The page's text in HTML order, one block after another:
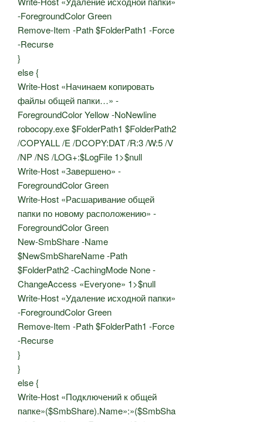
-ForegroundColor Green
Remove-Item -Path $FolderPath1 -Force
-Recurse
}
else {
Write-Host «Начинаем копировать
файлы общей папки…» -
ForegroundColor Yellow -NoNewline
robocopy.exe $FolderPath1 $FolderPath2
/COPYALL /E /DCOPY:DAT /R:3 /W:5 /V
/NP /NS /LOG+:$LogFile 1>$null
Write-Host «Завершено» -
ForegroundColor Green
Write-Host «Расшаривание общей
папки по новому расположению» -
ForegroundColor Green
New-SmbShare -Name
$NewSmbShareName -Path
$FolderPath2 -CachingMode None -
ChangeAccess «Everyone» 1>$null
Write-Host «Удаление исходной папки»
-ForegroundColor Green
Remove-Item -Path $FolderPath1 -Force
-Recurse
}
}
else {
Write-Host «Подключений к общей
папке»($SmbShare).Name»:»($SmbSha